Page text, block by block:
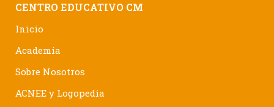
CENTRO EDUCATIVO CM
Inicio
Academia
Sobre Nosotros
ACNEE y Logopedia